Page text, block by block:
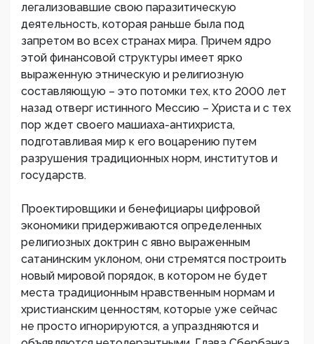
легализовавшие свою паразитическую
деятельность, которая раньше была под
запретом во всех странах мира. Причем ядро
этой финансовой структуры имеет ярко
выраженную этническую и религиозную
составляющую – это потомки тех, кто 2000 лет
назад отверг истинного Мессию – Христа и с тех
пор ждет своего машиаха-антихриста,
подготавливая мир к его воцарению путем
разрушения традиционных норм, институтов и
государств.
Проектировщики и бенефициары цифровой
экономики придерживаются определенных
религиозных доктрин с явно выраженным
сатанинским уклоном, они стремятся построить
новый мировой порядок, в котором не будет
места традиционным нравственным нормам и
христианским ценностям, которые уже сейчас
не просто игнорируются, а упраздняются и